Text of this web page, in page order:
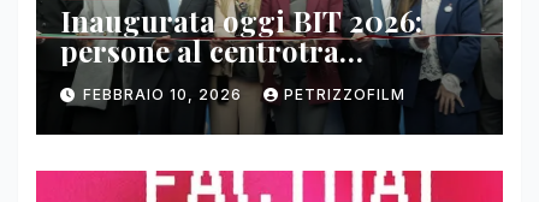
Inaugurata oggi BIT 2026:
persone al centrotra
contenuti, relazioni e business
FEBBRAIO 10, 2026 PETRIZZOFILM